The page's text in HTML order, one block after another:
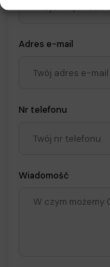
Adres e-mail
Nr telefonu
Wiadomość